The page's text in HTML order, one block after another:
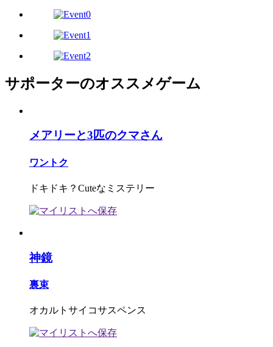
サポーターのオススメゲーム
メアリーと3匹のクマさん
ワントク
ドキドキ？Cuteなミステリー
神鏡
裏束
オカルトサイコサスペンス